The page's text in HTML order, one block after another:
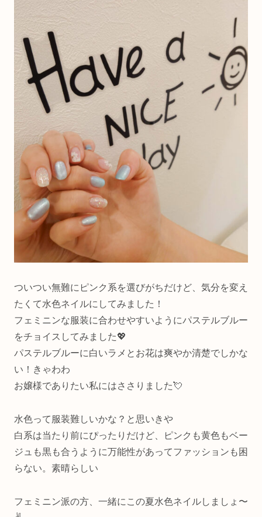
ついつい無難にピンク系を選びがちだけど、気分を変え
たくて水色ネイルにしてみました！
フェミニンな服装に合わせやすいようにパステルブルー
をチョイスしてみました💖
パステルブルーに白いラメとお花は爽やか清楚でしかな
い！きゃわわ
お嬢様でありたい私にはささりました💘
水色って服装難しいかな？と思いきや
白系は当たり前にぴったりだけど、ピンクも黄色もベー
ジュも黒も合うように万能性があってファッションも困
らない。素晴らしい
フェミニン派の方、一緒にこの夏水色ネイルしましょ〜